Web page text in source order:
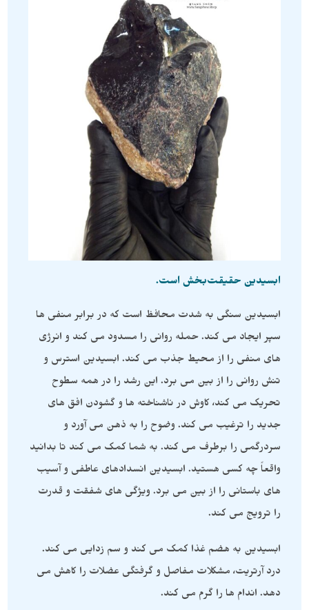
ابسیدین حقیقت‌بخش است.
ابسیدین سنگی به شدت محافظ است که در برابر منفی ها
سپر ایجاد می کند. حمله روانی را مسدود می کند و انرژی
های منفی را از محیط جذب می کند. ابسیدین استرس و
تنش روانی را از بین می برد. این رشد را در همه سطوح
تحریک می کند، کاوش در ناشناخته ها و گشودن افق های
جدید را ترغیب می کند. وضوح را به ذهن می آورد و
سردرگمی را برطرف می کند. به شما کمک می کند تا بدانید
واقعاً چه کسی هستید. ابسیدین انسدادهای عاطفی و آسیب
های باستانی را از بین می برد. ویژگی های شفقت و قدرت
را ترویج می کند.
ابسیدین به هضم غذا کمک می کند و سم زدایی می کند.
درد آرتریت، مشکلات مفاصل و گرفتگی عضلات را کاهش می
دهد. اندام ها را گرم می کند.